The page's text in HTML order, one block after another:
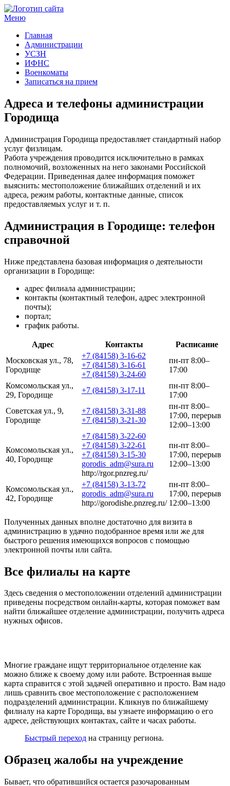
Меню
Главная
Администрации
УСЗН
ИФНС
Военкоматы
Записаться на прием
Адреса и телефоны администрации
Городища
Администрация Городища предоставляет стандартный набор
услуг физлицам.
Работа учреждения проводится исключительно в рамках
полномочий, возложенных на него законами Российской
Федерации. Приведенная далее информация поможет
выяснить: местоположение ближайших отделений и их
адреса, режим работы, контактные данные, список
предоставляемых услуг и т. п.
Администрация в Городище: телефон
справочной
Ниже представлена базовая информация о деятельности
организации в Городище:
адрес филиала администрации;
контакты (контактный телефон, адрес электронной
почты);
портал;
график работы.
Адрес Контакты
Расписание
Московская ул., 78,
Городище
+7 (84158) 3-16-62
+7 (84158) 3-16-61
+7 (84158) 3-24-60
пн-пт 8:00–
17:00
Комсомольская ул.,
29, Городище
+7 (84158) 3-17-11
пн-пт 8:00–
17:00
Советская ул., 9,
Городище
+7 (84158) 3-31-88
+7 (84158) 3-21-30
пн-пт 8:00–
17:00, перерыв
12:00–13:00
Комсомольская ул.,
40, Городище
+7 (84158) 3-22-60
+7 (84158) 3-22-61
+7 (84158) 3-15-30
gorodis_adm@sura.ru
http://rgor.pnzreg.ru/
пн-пт 8:00–
17:00, перерыв
12:00–13:00
Комсомольская ул.,
42, Городище
+7 (84158) 3-13-72
gorodis_adm@sura.ru
http://gorodishe.pnzreg.ru/
пн-пт 8:00–
17:00, перерыв
12:00–13:00
Полученных данных вполне достаточно для визита в
администрацию в удачно подобранное время или же для
быстрого решения имеющихся вопросов с помощью
электронной почты или сайта.
Все филиалы на карте
Здесь сведения о местоположении отделений администрации
приведены посредством онлайн-карты, которая поможет вам
найти ближайшее отделение администрации, получить адреса
нужных офисов.
Многие граждане ищут территориальное отделение как
можно ближе к своему дому или работе. Встроенная выше
карта справится с этой задачей оперативно и просто. Вам надо
лишь сравнить свое местоположение с расположением
подразделений администрации. Кликнув по ближайшему
филиалу на карте Городища, вы узнаете информацию о его
адресе, действующих контактах, сайте и часах работы.
Быстрый переход на страницу региона.
Образец жалобы на учреждение
Бывает, что обратившийся остается разочарованным